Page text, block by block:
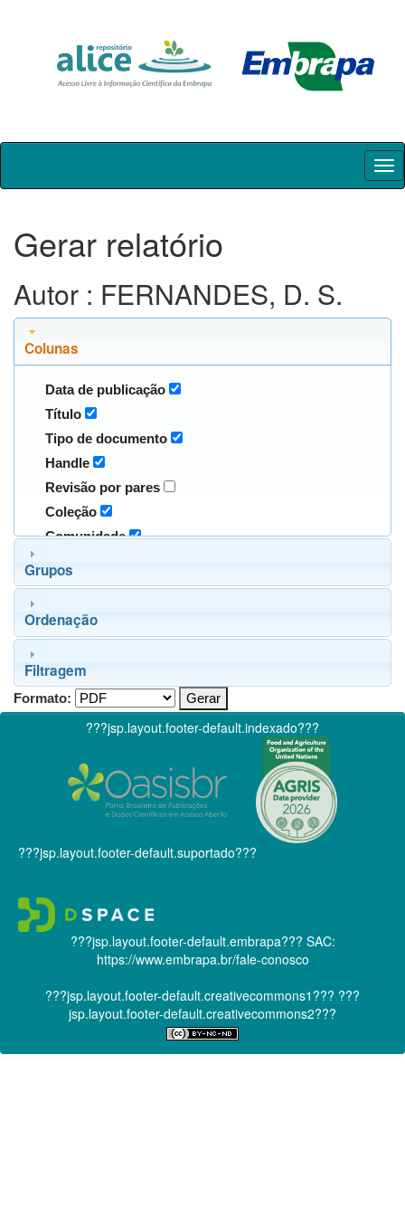
Skip
Gerar relatório
Autor : FERNANDES, D. S.
Colunas
Data de publicação
Título
Tipo de documento
Handle
Revisão por pares
Coleção
Comunidade
Grupos
Ordenação
Filtragem
Formato:
???jsp.layout.footer-default.indexado???
???jsp.layout.footer-default.suportado???
???jsp.layout.footer-default.embrapa??? SAC:
https://www.embrapa.br/fale-conosco
???jsp.layout.footer-default.creativecommons1??? ???
jsp.layout.footer-default.creativecommons2???